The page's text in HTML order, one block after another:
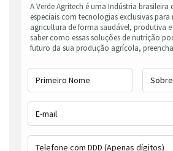
A Verde Agritech é uma Indústria brasileira
especiais com tecnologias exclusivas
agricultura de forma saudável, produtiva e
saber como essas soluções de nutrição
futuro da sua produção agrícola,